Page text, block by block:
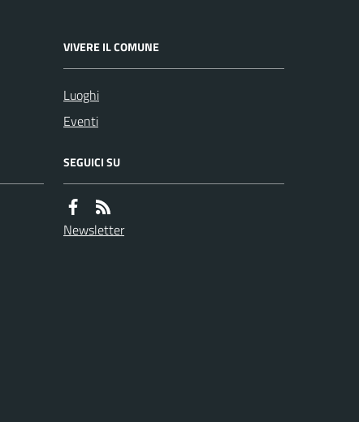
VIVERE IL COMUNE
Luoghi
Eventi
SEGUICI SU
Newsletter